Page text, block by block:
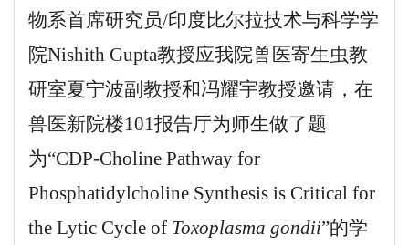
物系首席研究员/印度比尔拉技术与科学学
院Nishith Gupta教授应我院兽医寄生虫教
研室夏宁波副教授和冯耀宇教授邀请，在
兽医新院楼101报告厅为师生做了题
为“CDP-Choline Pathway for
Phosphatidylcholine Synthesis is Critical for
the Lytic Cycle of Toxoplasma gondii”的学